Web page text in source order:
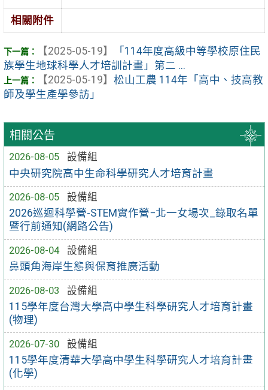
相關公告
2026-08-05
設備組
中央研究院高中生命科學研究人才培育計畫
2026-08-05
設備組
2026巡迴科學營-STEM實作營−北一女場次_錄取名單
暨行前通知(網路公告)
2026-08-04
設備組
鼻頭角海岸生態與保育推廣活動
2026-08-03
設備組
115學年度台灣大學高中學生科學研究人才培育計畫
(物理)
2026-07-30
設備組
115學年度清華大學高中學生科學研究人才培育計畫
(化學)
相關附件
【2025-05-19】
「114年度高級中等學校原住民
族學生地球科學人才培訓計畫」第二 ...
【2025-05-19】 松山工農 114年「高中、技高教
師及學生產學參訪」